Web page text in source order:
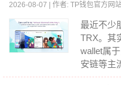
2026-08-07 | 作者: TP钱包官方网站
最近不少
TRX。其
wallet属
安链等主